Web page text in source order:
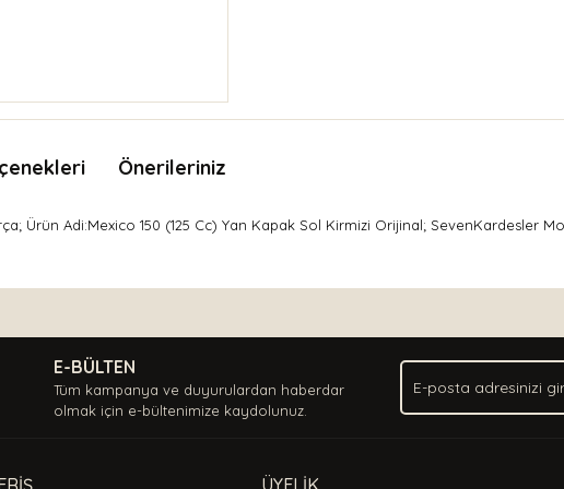
Önerileriniz
Ürün Adi:Mexico 150 (125 Cc) Yan Kapak Sol Kirmizi Orijinal; SevenKardesler
E-BÜLTEN
Tüm kampanya ve duyurulardan haberdar
olmak için e-bültenimize kaydolunuz.
ÜYELİK